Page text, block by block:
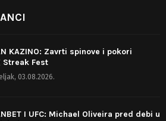
KAZINO: Zavrti spinove i pokori
Streak Fest
03.08.2026.
I UFC: Michael Oliveira pred debi u